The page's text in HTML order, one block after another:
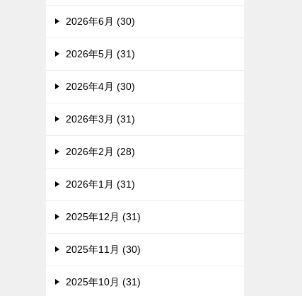
2026年6月 (30)
2026年5月 (31)
2026年4月 (30)
2026年3月 (31)
2026年2月 (28)
2026年1月 (31)
2025年12月 (31)
2025年11月 (30)
2025年10月 (31)